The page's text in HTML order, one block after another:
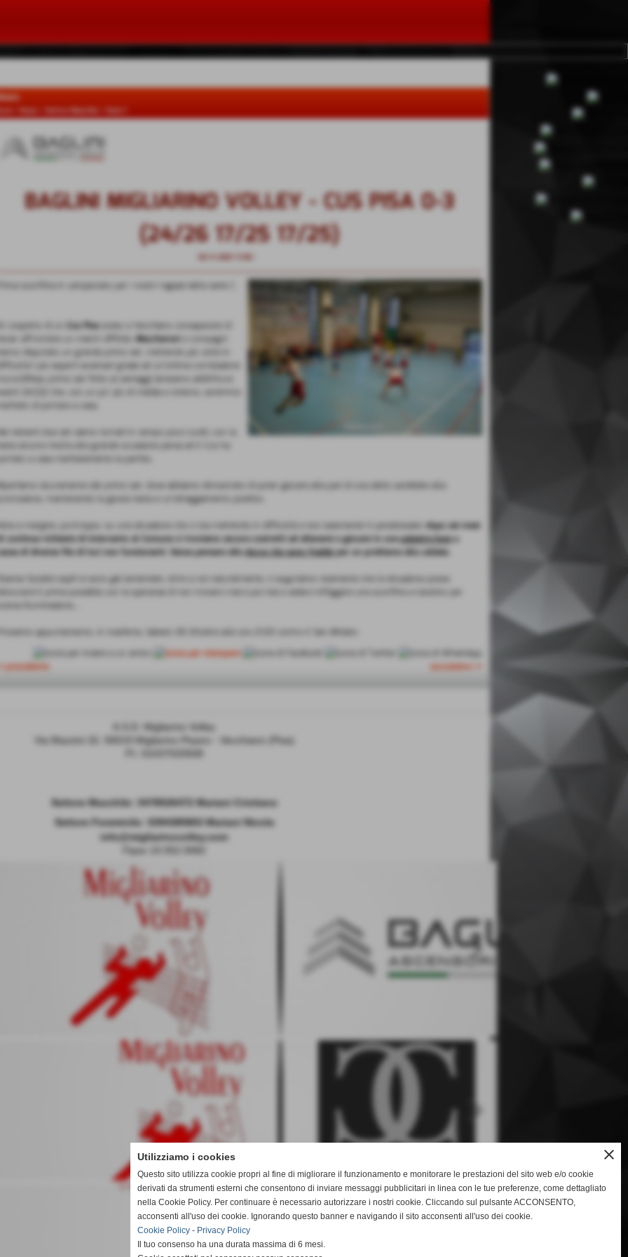
News Settore Maschile Serie C
BAGLINI MIGLIARINO VOLLEY - CUS PISA 0-3
(24/26 17/25 17/25)
Prima sconfitta in campionato per i nostri ragazzi della serie C.
Cus Pisa sceso a Vecchiano consapevole di
Maccheroni
e compagni
muro/difesa; primo set finito ai vantaggi (eravamo addirittura
Ripartiamo sicuramente dal primo set, dove abbiamo dimostrato di poter giocare alla pari di una delle candidate alla
promozione, mantenendo la giusta testa e un’atteggiamento positivo.
Nota a margine, purtroppo, su una situazione che ci sta mettendo in difficoltà e sta rasentando il paradossale:
dopo sei mesi
di continue richieste di intervento al Comune ci troviamo ancora costretti ad allenarsi e giocare in unapalestra buiaa
causa di diverse file di luci non funzionanti. Senza pensare alledocce che sono freddeper un problema alla caldaia.
Diverse Società ospiti si sono già lamentate, oltre a noi naturalmente, ci auguriamo vivamente che la situazione possa
sbloccarsi il prima possibile con la speranza di non trovarci mai e poi mai a vederci infliggere una sconfitta a tavolino per
Prossimo appuntamento, in trasferta, Sabato 06 Ottobre alle ore 21.00 contro il San Miniato.
<< precedente successivo >>
A.S.D. Migliarino Volley
Via Mazzini 32, 56019 Migliarino Pisano - Vecchiano (Pisa)
Settore Maschile:
3478526472 Mariani Cristiano
Settore Femminile: 3394385803 Mariani Nicola
info@migliarinovolley.com
Fipav 10.052.0082
keyboard_arrow_right
keyboard_arrow_right
close
Utilizziamo i cookies
Questo sito utilizza cookie propri al fine di migliorare il funzionamento e monitorare le prestazioni del sito web e/o cookie
derivati da strumenti esterni che consentono di inviare messaggi pubblicitari in linea con le tue preferenze, come dettagliato
nella Cookie Policy. Per continuare è necessario autorizzare i nostri cookie. Cliccando sul pulsante ACCONSENTO,
acconsenti all'uso dei cookie. Ignorando questo banner e navigando il sito acconsenti all'uso dei cookie.
Cookie Policy - Privacy Policy
Il tuo consenso ha una durata massima di 6 mesi.